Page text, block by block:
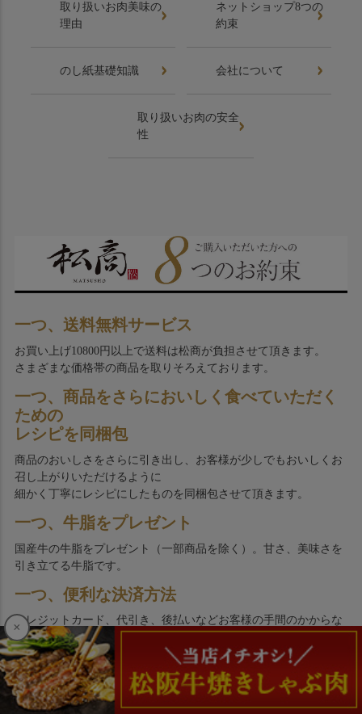
取り扱いお肉美味の
理由
ネットショップ8つの
約束
のし紙基礎知識 会社について
取り扱いお肉の安全
性
一つ、送料無料サービス
お買い上げ10800円以上で送料は松商が負担させて頂きます。
さまざまな価格帯の商品を取りそろえております。
一つ、商品をさらにおいしく食べていただく
ための
レシピを同梱包
商品のおいしさをさらに引き出し、お客様が少しでもおいしくお
召し上がりいただけるように
細かく丁寧にレシピにしたものを同梱包させて頂きます。
一つ、牛脂をプレゼント
国産牛の牛脂をプレゼント（一部商品を除く）。甘さ、美味さを
引き立てる牛脂です。
一つ、便利な決済方法
クレジットカード、代引き、後払いなどお客様の手間のかからな
い方法で決済していただけます。
一つ、鮮度をそのままに冷凍配送
牛肉を加工製造し急速冷凍にて鮮度そのままにお客様のお手元に
お届け致します。
×